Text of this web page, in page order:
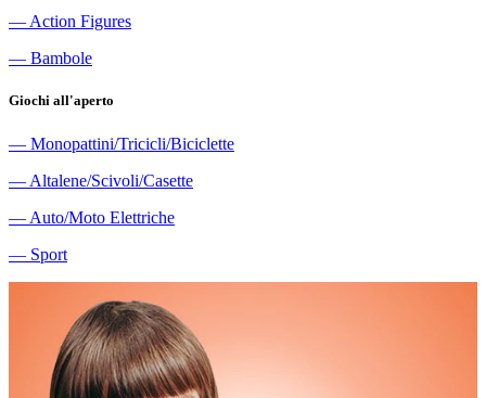
― Action Figures
― Bambole
Giochi all'aperto
― Monopattini/Tricicli/Biciclette
― Altalene/Scivoli/Casette
― Auto/Moto Elettriche
― Sport